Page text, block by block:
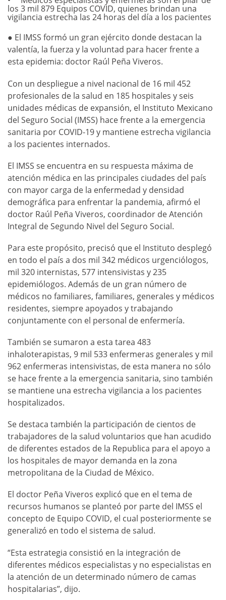
los 3 mil 879 Equipos COVID, quienes brindan una
vigilancia estrecha las 24 horas del día a los pacientes
● El IMSS formó un gran ejército donde destacan la
valentía, la fuerza y la voluntad para hacer frente a
esta epidemia: doctor Raúl Peña Viveros.
Con un despliegue a nivel nacional de 16 mil 452
profesionales de la salud en 185 hospitales y seis
unidades médicas de expansión, el Instituto Mexicano
del Seguro Social (IMSS) hace frente a la emergencia
sanitaria por COVID-19 y mantiene estrecha vigilancia
a los pacientes internados.
El IMSS se encuentra en su respuesta máxima de
atención médica en las principales ciudades del país
con mayor carga de la enfermedad y densidad
demográfica para enfrentar la pandemia, afirmó el
doctor Raúl Peña Viveros, coordinador de Atención
Integral de Segundo Nivel del Seguro Social.
Para este propósito, precisó que el Instituto desplegó
en todo el país a dos mil 342 médicos urgenciólogos,
mil 320 internistas, 577 intensivistas y 235
epidemiólogos. Además de un gran número de
médicos no familiares, familiares, generales y médicos
residentes, siempre apoyados y trabajando
conjuntamente con el personal de enfermería.
También se sumaron a esta tarea 483
inhaloterapistas, 9 mil 533 enfermeras generales y mil
962 enfermeras intensivistas, de esta manera no sólo
se hace frente a la emergencia sanitaria, sino también
se mantiene una estrecha vigilancia a los pacientes
hospitalizados.
Se destaca también la participación de cientos de
trabajadores de la salud voluntarios que han acudido
de diferentes estados de la Republica para el apoyo a
los hospitales de mayor demanda en la zona
metropolitana de la Ciudad de México.
El doctor Peña Viveros explicó que en el tema de
recursos humanos se planteó por parte del IMSS el
concepto de Equipo COVID, el cual posteriormente se
generalizó en todo el sistema de salud.
“Esta estrategia consistió en la integración de
diferentes médicos especialistas y no especialistas en
la atención de un determinado número de camas
hospitalarias”, dijo.